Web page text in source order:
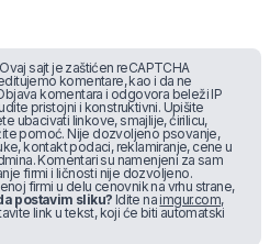
Ovaj sajt je zaštićen reCAPTCHA
komentare, kao i da ne
komentara i odgovora beleži IP
pristojni i konstruktivni. Upišite
ubacivati linkove, smajlije, ćirilicu,
pomoć. Nije dozvoljeno psovanje,
kontakt podaci, reklamiranje, cene u
Komentari su namenjeni za sam
firmi i ličnosti nije dozvoljeno.
firmi u delu cenovnik na vrhu strane,
postavim sliku? Idite na imgur.com,
link u tekst, koji će biti automatski